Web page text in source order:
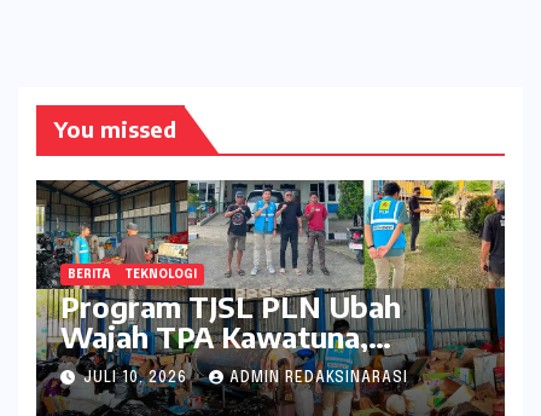
You missed
BERITA TEKNOLOGI
Program TJSL PLN Ubah
Wajah TPA Kawatuna,
Sampah Kini Bernilai Ekonomi
dan Lingkungan
JULI 10, 2026 ADMIN REDAKSINARASI